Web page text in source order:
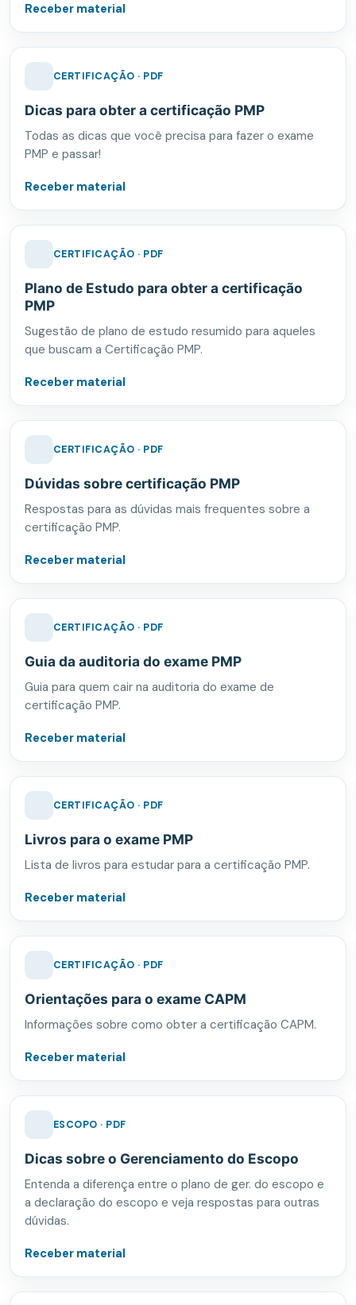
Receber material
CERTIFICAÇÃO · PDF
Dicas para obter a certificação PMP
Todas as dicas que você precisa para fazer o exame
PMP e passar!
Receber material
CERTIFICAÇÃO · PDF
Plano de Estudo para obter a certificação
PMP
Sugestão de plano de estudo resumido para aqueles
que buscam a Certificação PMP.
Receber material
CERTIFICAÇÃO · PDF
Dúvidas sobre certificação PMP
Respostas para as dúvidas mais frequentes sobre a
certificação PMP.
Receber material
CERTIFICAÇÃO · PDF
Guia da auditoria do exame PMP
Guia para quem cair na auditoria do exame de
certificação PMP.
Receber material
CERTIFICAÇÃO · PDF
Livros para o exame PMP
Lista de livros para estudar para a certificação PMP.
Receber material
CERTIFICAÇÃO · PDF
Orientações para o exame CAPM
Informações sobre como obter a certificação CAPM.
Receber material
ESCOPO · PDF
Dicas sobre o Gerenciamento do Escopo
Entenda a diferença entre o plano de ger. do escopo e
a declaração do escopo e veja respostas para outras
dúvidas.
Receber material